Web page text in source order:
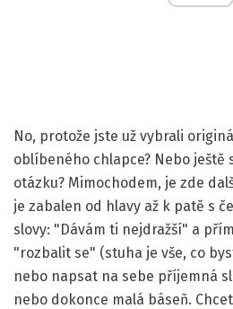
No, protože jste už vybrali
oblíbeného chlapce? Nebo
otázku? Mimochodem, je zde
je zabalen od hlavy až k patě s
slovy: "Dávám ti nejdražší" a
"rozbalit se" (stuha je vše, co
nebo napsat na sebe příjemná
nebo dokonce malá báseň.